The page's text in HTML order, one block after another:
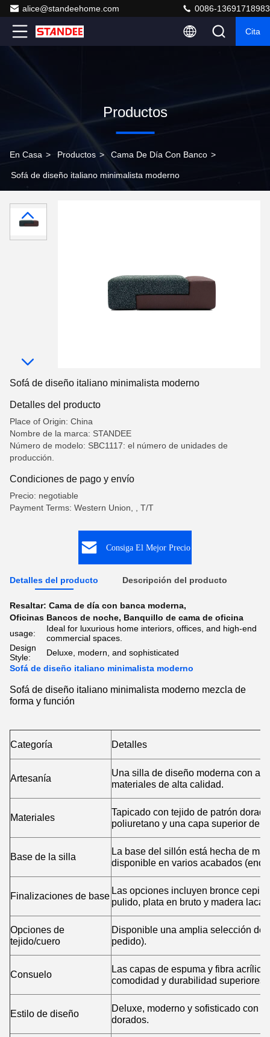
alice@standeehome.com 0086-13691718983
Cita
Productos
En Casa > Productos > Cama De Día Con Banco >
Sofá de diseño italiano minimalista moderno
Sofá de diseño italiano minimalista moderno
Detalles del producto
Place of Origin: China
Nombre de la marca: STANDEE
Número de modelo: SBC1117: el número de unidades de
producción.
Condiciones de pago y envío
Precio: negotiable
Payment Terms: Western Union, , T/T
Consiga El Mejor Precio
Detalles del producto Descripción del producto
Resaltar: Cama de día con banca moderna,
Oficinas Bancos de noche, Banquillo de cama de oficina
usage:
Ideal for luxurious home interiors, offices, and high-end
commercial spaces.
Design
Style:
Deluxe, modern, and sophisticated
Sofá de diseño italiano minimalista moderno
Sofá de diseño italiano minimalista moderno mezcla de
forma y función
Categoría Detalles
Artesanía
Una silla de diseño moderna con
materiales de alta calidad.
Materiales
Tapicado con tejido de patrón
poliuretano y una capa superior de
Base de la silla
La base del sillón está hecha de
disponible en varios acabados
Finalizaciones de base Las opciones incluyen bronce
pulido, plata en bruto y madera
Opciones de
tejido/cuero
Disponible una amplia selección de
pedido).
Consuelo
Las capas de espuma y fibra
comodidad y durabilidad superiores.
Estilo de diseño
Deluxe, moderno y sofisticado con
dorados.